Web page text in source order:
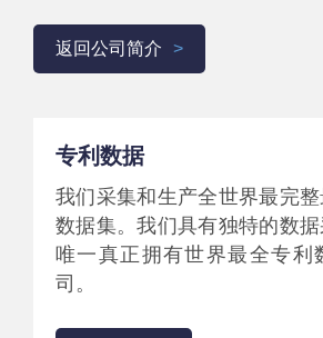
返回公司简介
专利数据
我们采集和生产全世界最完整
数据集。我们具有独特的数
唯一真正拥有世界最全专利
司。